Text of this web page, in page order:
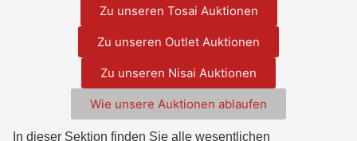
Zu unseren Tosai Auktionen
Zu unseren Outlet Auktionen
Zu unseren Nisai Auktionen
Wie unsere Auktionen ablaufen
In dieser Sektion finden Sie alle wesentlichen